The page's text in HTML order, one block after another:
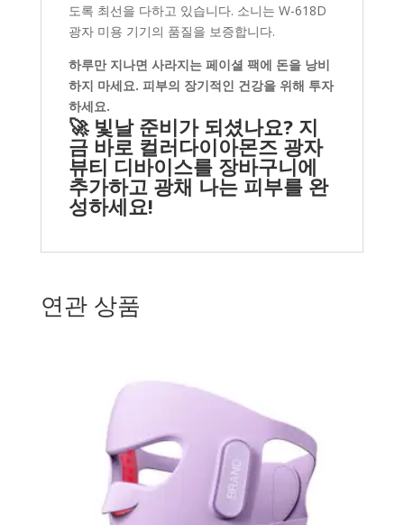
도록 최선을 다하고 있습니다. 소니는 W-618D
광자 미용 기기의 품질을 보증합니다.
하루만 지나면 사라지는 페이셜 팩에 돈을 낭비
하지 마세요. 피부의 장기적인 건강을 위해 투자
하세요.
🚀 빛날 준비가 되셨나요? 지
금 바로 컬러다이아몬즈 광자
뷰티 디바이스를 장바구니에
추가하고 광채 나는 피부를 완
성하세요!
연관 상품